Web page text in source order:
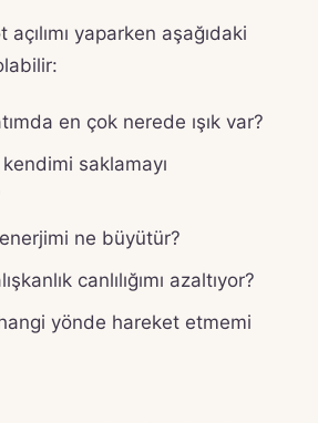
yaparken aşağıdaki
en çok nerede ışık var?
saklamayı
ne büyütür?
canlılığımı azaltıyor?
yönde hareket etmemi